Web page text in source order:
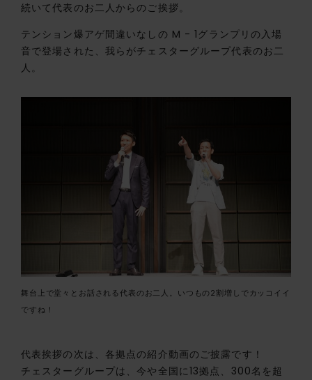
続いて代表のお二人からのご挨拶。
テンション爆アゲ間違いなしの M - 1グランプリの入場
音で登場された、我らがチェスターグループ代表のお二
人。
舞台上で堂々とお話される代表のお二人。いつもの2割増しでカッコイイ
ですね！
代表挨拶の次は、各拠点の紹介動画のご披露です！
チェスターグループは、今や全国に13拠点、300名を超